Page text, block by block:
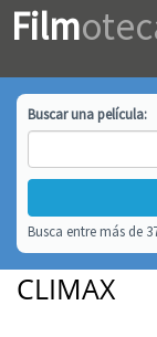
Film
Buscar unapelícula:
Busca entre más de
CLIMAX